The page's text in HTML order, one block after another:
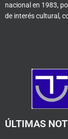
nacional en 1983,
de interés cultural,
ÚLTIMAS